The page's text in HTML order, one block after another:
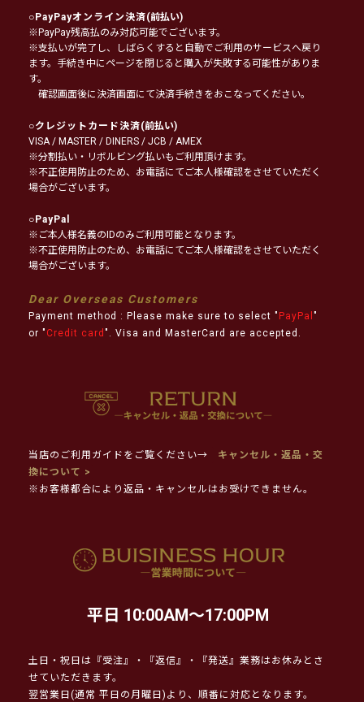
○PayPayオンライン決済(前払い)
※PayPay残高払のみ対応可能でございます。
※支払いが完了し、しばらくすると自動でご利用のサービスへ戻り
ます。手続き中にページを閉じると購入が失敗する可能性がありま
す。
確認画面後に決済画面にて決済手続きをおこなってください。
○クレジットカード決済(前払い)
VISA / MASTER / DINERS / JCB / AMEX
※分割払い・リボルビング払いもご利用頂けます。
※不正使用防止のため、お電話にてご本人様確認をさせていただく
場合がございます。
○PayPal
※ご本人様名義のIDのみご利用可能となります。
※不正使用防止のため、お電話にてご本人様確認をさせていただく
場合がございます。
Dear Overseas Customers
Payment method : Please make sure to select " PayPal "
or " Credit card ". Visa and MasterCard are accepted.
当店のご利用ガイドをご覧ください→
キャンセル・返品・交
換について >
※お客様都合により返品・キャンセルはお受けできません。
平日 10:00AM～17:00PM
土日・祝日は『受注』・『返信』・『発送』業務はお休みとさ
せていただきます。
翌営業日(通常 平日の月曜日)より、順番に対応となります。